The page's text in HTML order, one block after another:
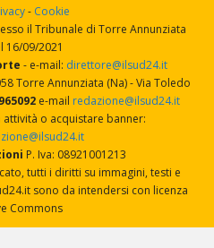
- Cookie
il Tribunale di Torre Annunziata
16/09/2021
- e-mail: direttore@ilsud24.it
Torre Annunziata (Na) - Via Toledo
e-mail redazione@ilsud24.it
o acquistare banner:
P. Iva: 08921001213
tutti i diritti su immagini, testi e
sono da intendersi con licenza
Commons